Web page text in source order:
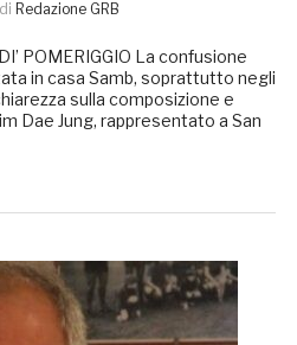
di Redazione GRB
POMERIGGIO La confusione
in casa Samb, soprattutto negli
sulla composizione e
Dae Jung, rappresentato a San